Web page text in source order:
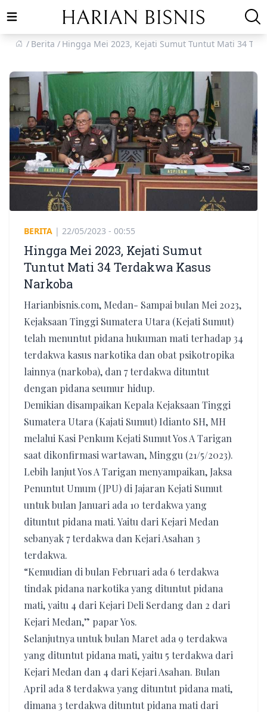
Open main menu
Berita
Hingga Mei 2023, Kejati Sumut Tuntut Mati 34
BERITA | 22/05/2023 - 00:55
Hingga Mei 2023, Kejati Sumut
Tuntut Mati 34 Terdakwa Kasus
Narkoba
Harianbisnis.com, Medan- Sampai bulan Mei 2023,
Kejaksaan Tinggi Sumatera Utara (Kejati Sumut)
telah menuntut pidana hukuman mati terhadap 34
terdakwa kasus narkotika dan obat psikotropika
lainnya (narkoba), dan 7 terdakwa dituntut
dengan pidana seumur hidup.
Demikian disampaikan Kepala Kejaksaan Tinggi
Sumatera Utara (Kajati Sumut) Idianto SH, MH
melalui Kasi Penkum Kejati Sumut Yos A Tarigan
saat dikonfirmasi wartawan, Minggu (21/5/2023).
Lebih lanjut Yos A Tarigan menyampaikan, Jaksa
Penuntut Umum (JPU) di Jajaran Kejati Sumut
untuk bulan Januari ada 10 terdakwa yang
dituntut pidana mati. Yaitu dari Kejari Medan
sebanyak 7 terdakwa dan Kejari Asahan 3
terdakwa.
“Kemudian di bulan Februari ada 6 terdakwa
tindak pidana narkotika yang dituntut pidana
mati, yaitu 4 dari Kejari Deli Serdang dan 2 dari
Kejari Medan,” papar Yos.
Selanjutnya untuk bulan Maret ada 9 terdakwa
yang dituntut pidana mati, yaitu 5 terdakwa dari
Kejari Medan dan 4 dari Kejari Asahan. Bulan
April ada 8 terdakwa yang dituntut pidana mati,
dimana 3 terdakwa dituntut pidana mati dari